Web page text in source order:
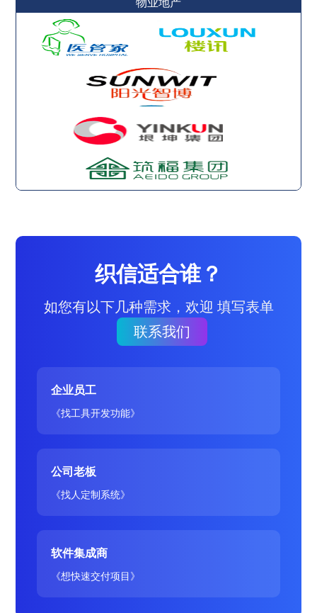
织信适合谁？
如您有以下几种需求，欢迎 填写表单
联系我们
企业员工
《找工具开发功能》
公司老板
《找人定制系统》
软件集成商
《想快速交付项目》